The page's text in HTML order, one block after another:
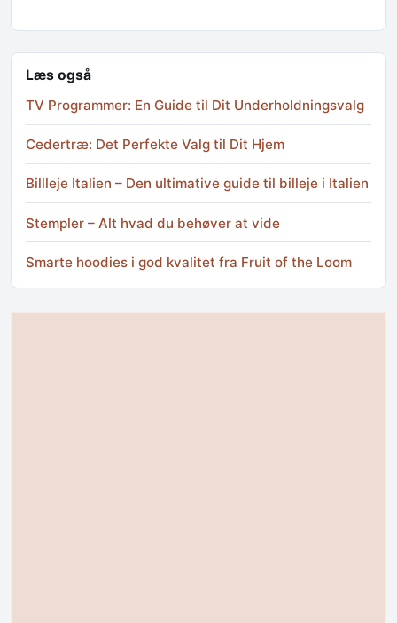
Læs også
TV Programmer: En Guide til Dit Underholdningsvalg
Cedertræ: Det Perfekte Valg til Dit Hjem
Billleje Italien – Den ultimative guide til billeje i Italien
Stempler – Alt hvad du behøver at vide
Smarte hoodies i god kvalitet fra Fruit of the Loom